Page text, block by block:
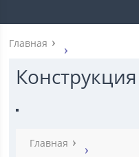
Главная
Главная